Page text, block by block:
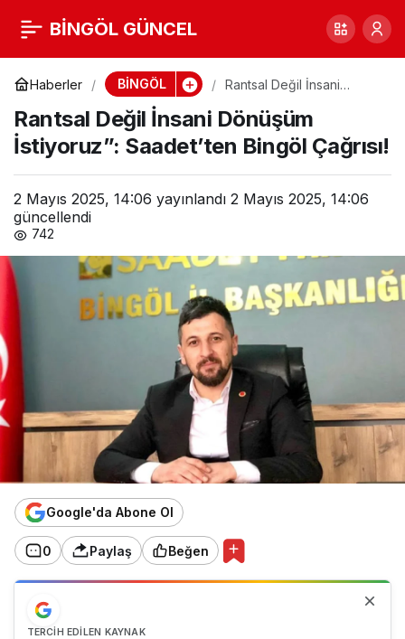
BİNGÖL GÜNCEL
Haberler BİNGÖL
Rantsal Değil İnsani
Saadet’ten Bingöl Çağrısı!
Rantsal Değil İnsani Dönüşüm
İstiyoruz”: Saadet’ten Bingöl Çağrısı!
2 Mayıs 2025, 14:06 yayınlandı 2 Mayıs 2025, 14:06
güncellendi
742
Google'da Abone Ol
0 Paylaş Beğen
TERCIH EDILEN KAYNAK
Rantsal Değil İnsani
Dönüşüm İstiyoruz”:
Saadet’ten Bingöl
Çağrısı!
0